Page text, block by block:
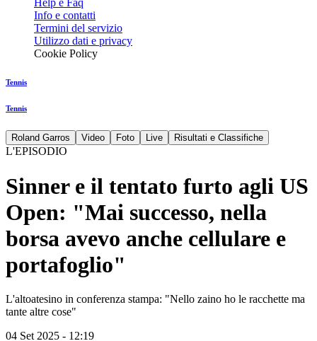
Help e Faq
Info e contatti
Termini del servizio
Utilizzo dati e privacy
Cookie Policy
Tennis
Tennis
Roland Garros Video Foto Live Risultati e Classifiche
L'EPISODIO
Sinner e il tentato furto agli US
Open: "Mai successo, nella
borsa avevo anche cellulare e
portafoglio"
L'altoatesino in conferenza stampa: "Nello zaino ho le racchette ma
tante altre cose"
04 Set 2025 - 12:19